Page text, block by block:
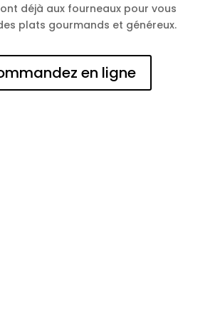
déjà aux fourneaux pour vous
plats gourmands et généreux.
en ligne